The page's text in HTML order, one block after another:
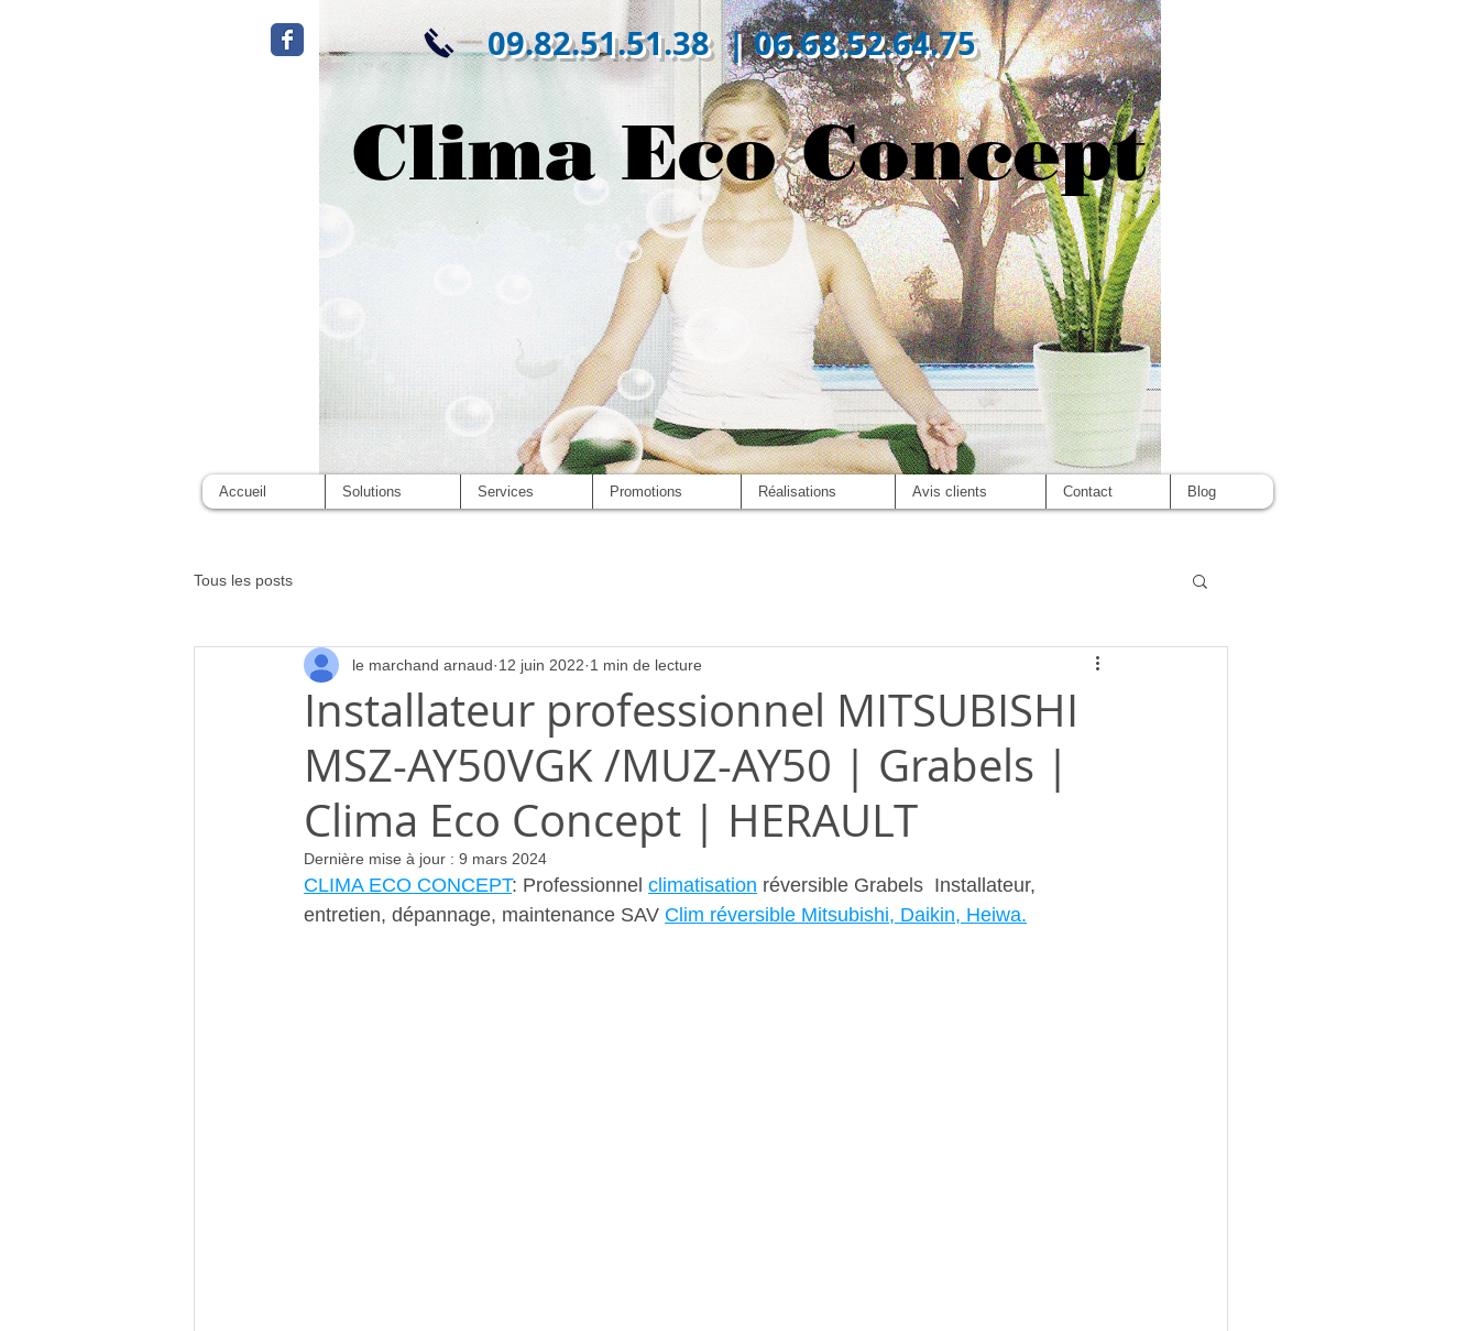
09.82.51.51.38 | 06.68.52.64.75
Clima Eco Concept
Accueil Solutions Services Promotions Réalisations Avis clients Contact Blog
Tous les posts
Installateur professionnel MITSUBISHI
MSZ-AY50VGK /MUZ-AY50 | Grabels |
Clima Eco Concept | HERAULT
le marchand arnaud 12 juin 2022 1 min de lecture
Dernière mise à jour : 9 mars 2024
CLIMA ECO CONCEPT: Professionnel climatisation réversible Grabels  Installateur,
entretien, dépannage, maintenance SAV Clim réversible Mitsubishi, Daikin, Heiwa.